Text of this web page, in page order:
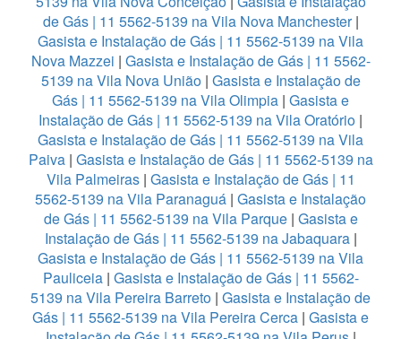
de Gás | 11 5562-5139 na Vila Nova Manchester|
Gasista e Instalação de Gás | 11 5562-5139 na Vila
Nova Mazzei | Gasista e Instalação de Gás | 11 5562-
5139 na Vila Nova União| Gasista e Instalação de
Gás | 11 5562-5139 na Vila Olimpia | Gasista e
Instalação de Gás | 11 5562-5139 na Vila Oratório |
Gasista e Instalação de Gás | 11 5562-5139 na Vila
Paiva| Gasista e Instalação de Gás | 11 5562-5139 na
Vila Palmeiras| Gasista e Instalação de Gás | 11
5562-5139 na Vila Paranaguá | Gasista e Instalação
de Gás | 11 5562-5139 na Vila Parque| Gasista e
Instalação de Gás | 11 5562-5139 na Jabaquara|
Gasista e Instalação de Gás | 11 5562-5139 na Vila
Pauliceia| Gasista e Instalação de Gás | 11 5562-
5139 na Vila Pereira Barreto | Gasista e Instalação de
Gás | 11 5562-5139 na Vila Pereira Cerca | Gasista e